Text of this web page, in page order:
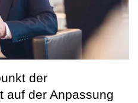
der
auf der Anpassung